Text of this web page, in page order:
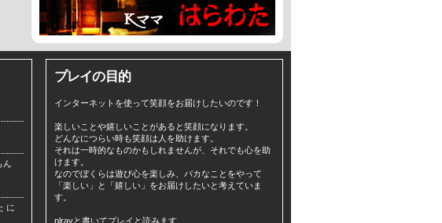
ん
に
プレイの目的
インターネットを使って笑顔をお届けしたいのです！
楽しいことや嬉しいことがあると笑顔になります。
どんなにつらい時も笑顔は人を助けます。
それは一時的なものかもしれませんが、それでも心を助
けます。
なのでぼくらは遊び心を楽しみ、バカなことをやって
「楽しい」と「嬉しい」をお届けしたいと考えていま
す。
plrayと書いてプレイと読みます。